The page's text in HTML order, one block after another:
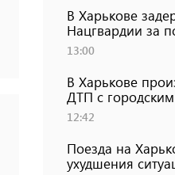
В Харькове
Нацгвардии за
13:00
В Харькове
ДТП с
12:42
Поезда на
ухудшения